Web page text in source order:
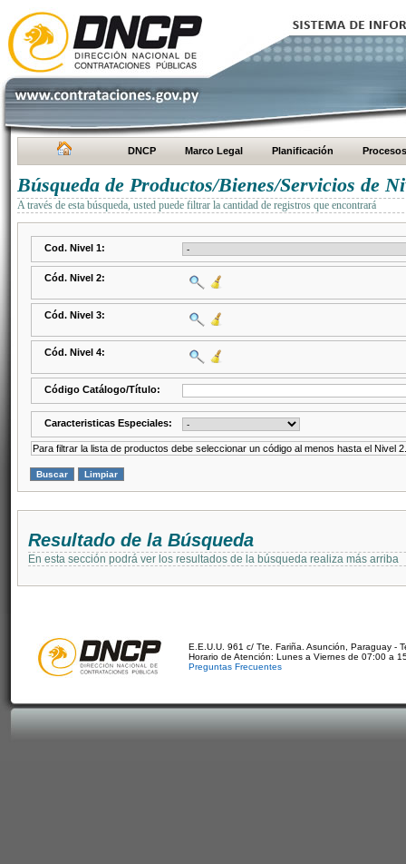
DNCP Marco Legal Planificación Procesos
Búsqueda de Productos/Bienes/Servicios de
A través de esta búsqueda, usted puede filtrar la cantidad de registros que encontrará
Cod. Nivel 1:
Cód. Nivel 2:
Cód. Nivel 3:
Cód. Nivel 4:
Código Catálogo/Título:
Caracteristicas Especiales:
Para filtrar la lista de productos debe seleccionar un código al menos hasta el Nivel 2.
Resultado de la Búsqueda
En esta sección podrá ver los resultados de la búsqueda realiza más arriba
E.E.U.U. 961 c/ Tte. Fariña. Asunción, Paraguay -
Horario de Atención: Lunes a Viernes de 07:00 a
Preguntas Frecuentes